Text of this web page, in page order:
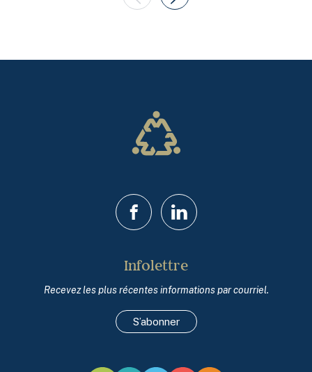
FacebookLinkedIn
Infolettre
Recevez les plus récentes informations par courriel.
S’abonner